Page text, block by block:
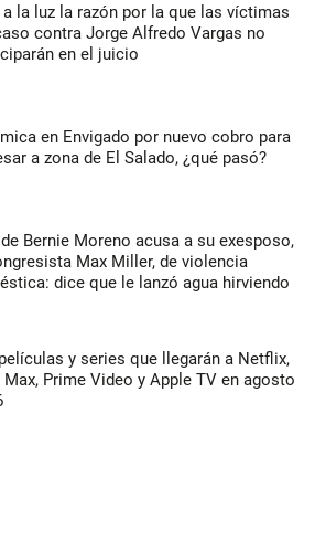
a la luz la razón por la que las víctimas
contra Jorge Alfredo Vargas no
en el juicio
en Envigado por nuevo cobro para
a zona de El Salado, ¿qué pasó?
Bernie Moreno acusa a su exesposo,
Max Miller, de violencia
dice que le lanzó agua hirviendo
y series que llegarán a Netflix,
Max, Prime Video y Apple TV en agosto